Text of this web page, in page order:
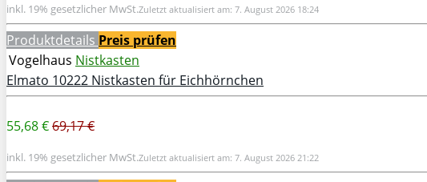
inkl. 19% gesetzlicher MwSt.Zuletzt aktualisiert am: 7. August 2026 18:24
Produktdetails Preis prüfen
Vogelhaus Nistkasten
Elmato 10222 Nistkasten für Eichhörnchen
55,68 €69,17 €
inkl. 19% gesetzlicher MwSt.Zuletzt aktualisiert am: 7. August 2026 21:22